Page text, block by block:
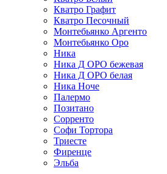
Кватро Графит
Кватро Песочный
Монтебьянко Аргенто
Монтебьянко Оро
Ника
Ника Д ОРО бежевая
Ника Д ОРО белая
Ника Ноче
Палермо
Позитано
Сорренто
Софи Тортора
Триесте
Фиренце
Эльба